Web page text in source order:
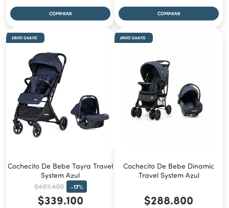
ENVÍO GRATIS
Cochecito De Bebe Tayra Travel
System Azul
$407.400 -17%
$339.100
ENVÍO GRATIS
Cochecito De Bebe Dinamic
Travel System Azul
$288.800